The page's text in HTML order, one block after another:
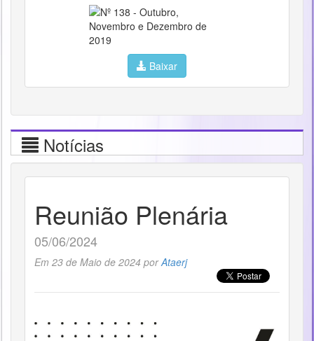
Baixar
Notícias
Reunião Plenária
05/06/2024
Em 23 de Maio de 2024 porAtaerj